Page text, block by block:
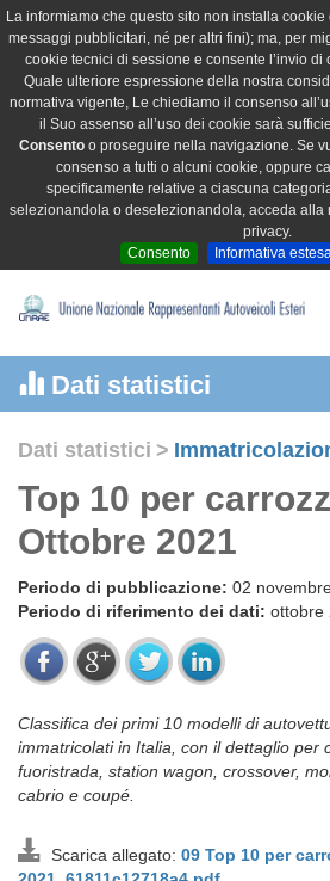
La informiamo che questo sito non installa
messaggi pubblicitari, né per altri fini); ma, per
cookie tecnici di sessione e consente l’invio
Quale ulteriore espressione della nostra
normativa vigente, Le chiediamo il consenso
il Suo assenso all’uso dei cookie sarà
Consento o proseguire nella navigazione. Se
consenso a tutti o alcuni cookie, oppure
specificamente relative a ciascuna
selezionandola o deselezionandola, acceda alla
privacy.
Consento
Informativa
Dati statistici
Dati statistici >
Top 10 per
Ottobre 2021
Periodo di pubblicazione: 02
Periodo di riferimento dei dati: ottobre
Classifica dei primi 10 modelli di
immatricolati in Italia, con il dettaglio per
fuoristrada, station wagon, crossover,
cabrio e coupé.
Scarica allegato: 09 Top 10 per